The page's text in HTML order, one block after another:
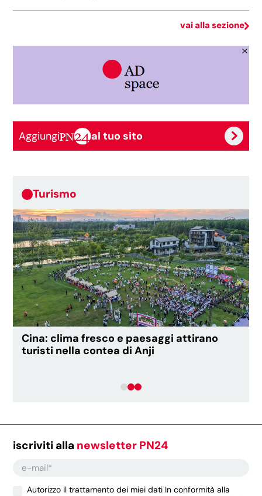
vai alla sezione
Aggiungi al tuo sito
Turismo
Cina: clima fresco e paesaggi attirano
turisti nella contea di Anji
iscriviti alla newsletter PN24
Autorizzo il trattamento dei miei dati In conformità alla